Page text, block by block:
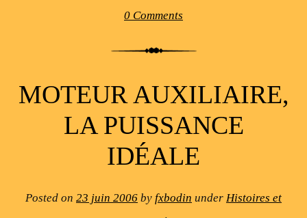
0 Comments
MOTEUR AUXILIAIRE,
LA PUISSANCE
IDÉALE
Posted on 23 juin 2006 by fxbodin under Histoires et